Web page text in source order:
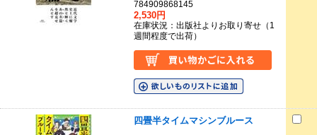
784909868145
2,530円
在庫状況：出版社よりお取り寄せ（1
週間程度で出荷）
四畳半タイムマシンブルース